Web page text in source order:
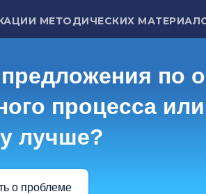
МЕТОДИЧЕСКИХ
по
процесса
лучше?
о проблеме